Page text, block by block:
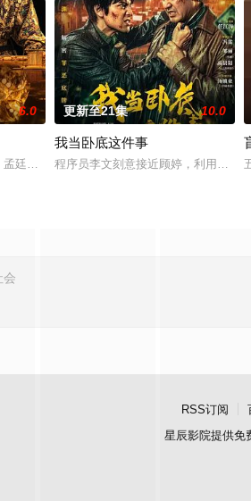
6.0
廷辉，大平王朝有史以来个以女子进士科三
更新至21集 10.0
我当卧底这件事
程序员李文刻意接近顾婷，利用顾炎
RSS订阅
星辰影院提供免